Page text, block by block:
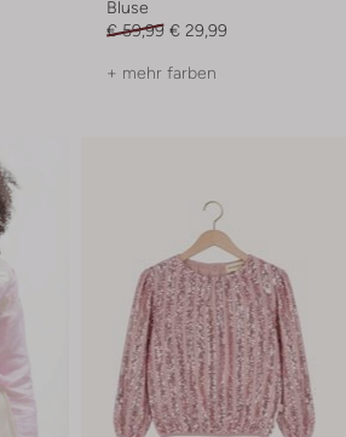
Bluse
€ 59,99 € 29,99
+ mehr farben